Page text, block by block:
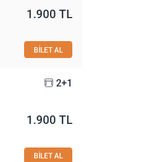
1.900 TL
BİLET AL
2+1
1.900 TL
BİLET AL